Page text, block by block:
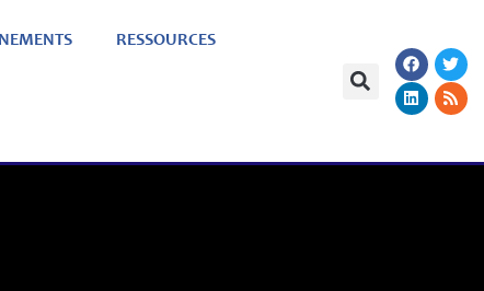
RESSOURCES